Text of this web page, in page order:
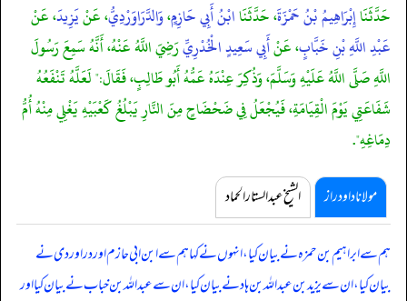
حَدَّثَنَاإِبْرَاهِيمُ بْنُ حَمْزَةَ، حَدَّثَنَاابْنُ أَبِي حَازِمٍ،وَالدَّرَاوَرْدِيُّ، عَنْيَزِيدَ، عَنْ
عَبْدِ اللَّهِ بْنِ خَبَّابٍ، عَنْأَبِي سَعِيدٍ الْخُدْرِيِّرَضِيَ اللَّهُ عَنْهُ، أَنَّهُ سَمِعَ رَسُولَ
اللَّهِ صَلَّى اللَّهُ عَلَيْهِ وَسَلَّمَ، وَذُكِرَ عِنْدَهُ عَمُّهُ أَبُو طَالِبٍ، فَقَالَ:" لَعَلَّهُ تَنْفَعُهُ
شَفَاعَتِي يَوْمَ الْقِيَامَةِ، فَيُجْعَلُ فِي ضَحْضَاحٍ مِنَ النَّارِ يَبْلُغُ كَعْبَيْهِ يَغْلِي مِنْهُ أُمُّ
دِمَاغِهِ".
مولانا داود راز الشیخ عبدالستار الحماد
ہم سے ابراہیم بن حمزہ نے بیان کیا، انہوں نے کہا ہم سے ابن ابی حازم اور دراوردی نے
بیان کیا، ان سے یزید بن عبداللہ بن ہاد نے بیان کیا، ان سے عبداللہ بن خباب نے بیان کیا اور